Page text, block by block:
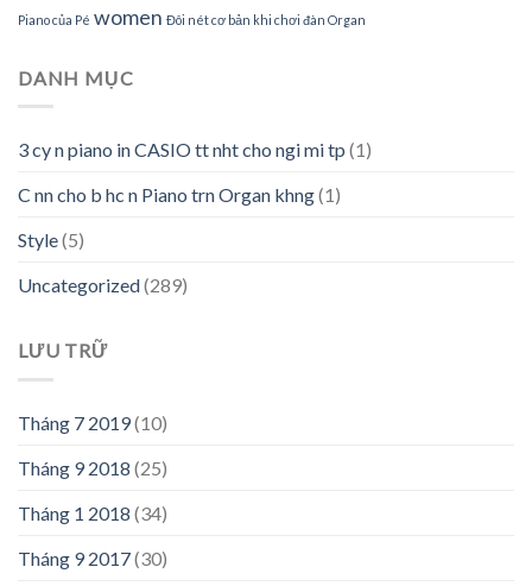
Piano của Pé women Đôi nét cơ bản khi chơi đàn Organ
DANH MỤC
3 cy n piano in CASIO tt nht cho ngi mi tp (1)
C nn cho b hc n Piano trn Organ khng(1)
Style(5)
Uncategorized(289)
LƯU TRỮ
Tháng 7 2019(10)
Tháng 9 2018 (25)
Tháng 1 2018 (34)
Tháng 9 2017(30)